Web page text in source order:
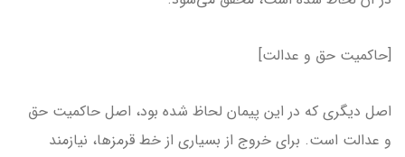
[حاکمیت حق و عدالت]
اصل دیگری که در این پیمان لحاظ شده بود، اصل حاکمیت حق
و عدالت است. برای خروج از بسیاری از خط قرمزها، نیازمند